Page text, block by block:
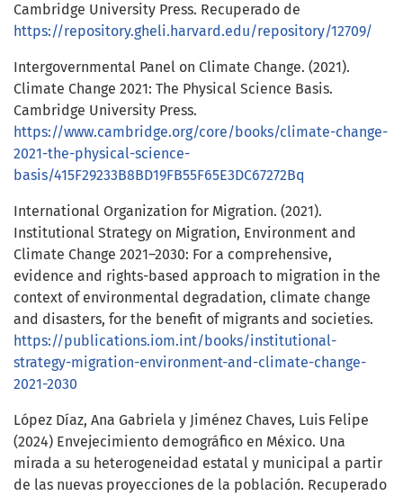
Cambridge University Press. Recuperado de
https://repository.gheli.harvard.edu/repository/12709/
Intergovernmental Panel on Climate Change. (2021).
Climate Change 2021: The Physical Science Basis.
Cambridge University Press.
https://www.cambridge.org/core/books/climate-change-
2021-the-physical-science-
basis/415F29233B8BD19FB55F65E3DC67272Bq
International Organization for Migration. (2021).
Institutional Strategy on Migration, Environment and
Climate Change 2021–2030: For a comprehensive,
evidence and rights-based approach to migration in the
context of environmental degradation, climate change
and disasters, for the benefit of migrants and societies.
https://publications.iom.int/books/institutional-
strategy-migration-environment-and-climate-change-
2021-2030
López Díaz, Ana Gabriela y Jiménez Chaves, Luis Felipe
(2024) Envejecimiento demográfico en México. Una
mirada a su heterogeneidad estatal y municipal a partir
de las nuevas proyecciones de la población. Recuperado